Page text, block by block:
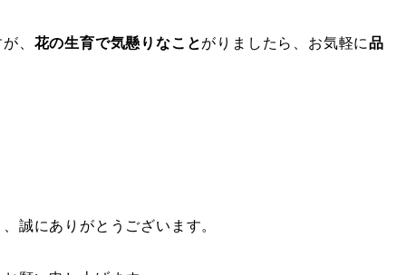
、 花の生育で気懸りなことがりましたら、お気軽に品
誠にありがとうございます。